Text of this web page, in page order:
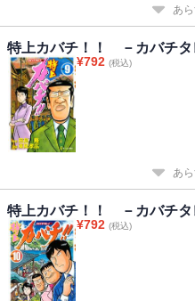
あ
特上カバチ！！ －カバチタ
¥792 (税込)
あ
特上カバチ！！ －カバチタ
¥792 (税込)